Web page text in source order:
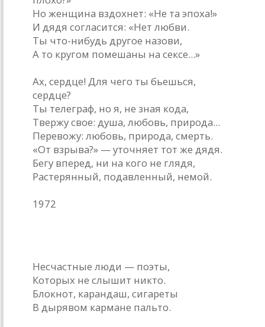
Но женщина вздохнет: «Не та эпоха!»
И дядя согласится: «Нет любви.
Ты что-нибудь другое назови,
А то кругом помешаны на сексе...»
Ах, сердце! Для чего ты бьешься,
сердце?
Ты телеграф, но я, не зная кода,
Твержу свое: душа, любовь, природа...
Перевожу: любовь, природа, смерть.
«От взрыва?» — уточняет тот же дядя.
Бегу вперед, ни на кого не глядя,
Растерянный, подавленный, немой.
1972
Несчастные люди — поэты,
Которых не слышит никто.
Блокнот, карандаш, сигареты
В дырявом кармане пальто.